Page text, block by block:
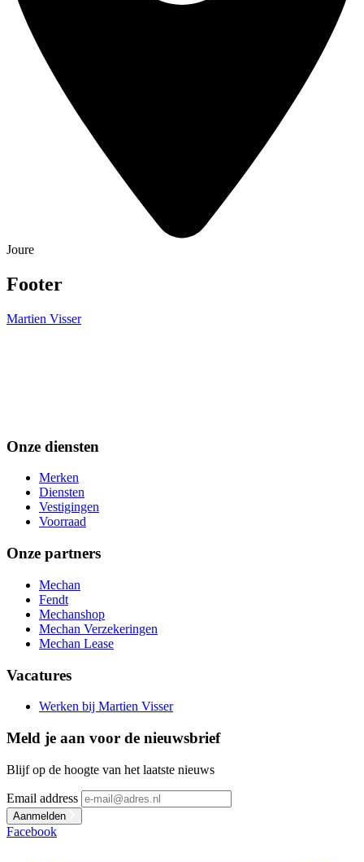
Joure
Footer
Martien Visser
Onze diensten
Merken
Diensten
Vestigingen
Voorraad
Onze partners
Mechan
Fendt
Mechanshop
Mechan Verzekeringen
Mechan Lease
Vacatures
Werken bij Martien Visser
Meld je aan voor de nieuwsbrief
Blijf op de hoogte van het laatste nieuws
Email address
Aanmelden
Facebook